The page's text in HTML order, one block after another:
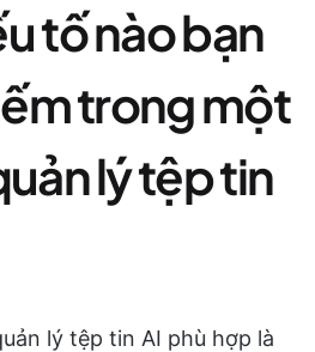
tố nào bạn
trong một
lý tệp tin
lý tệp tin AI phù hợp là